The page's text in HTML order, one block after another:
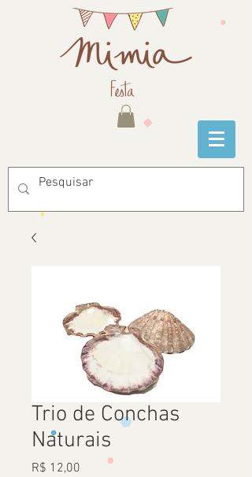
Trio de Conchas
Naturais
R$ 12,00 Preço